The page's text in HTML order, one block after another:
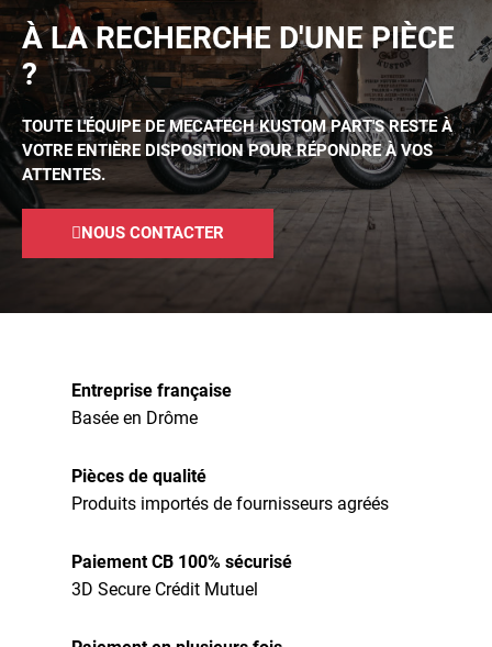
À LA RECHERCHE D'UNE PIÈCE
?
TOUTE L'ÉQUIPE DE MECATECH KUSTOM PART'S RESTE À
VOTRE ENTIÈRE DISPOSITION POUR RÉPONDRE À VOS
ATTENTES.
NOUS CONTACTER
Entreprise française
Basée en Drôme
Pièces de qualité
Produits importés de fournisseurs agréés
Paiement CB 100% sécurisé
3D Secure Crédit Mutuel